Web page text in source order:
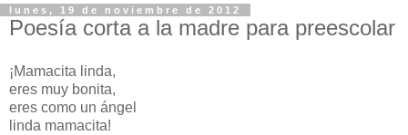
lunes, 19 de noviembre de 2012
Poesía corta a la madre para preescolar
¡Mamacita linda,
eres muy bonita,
eres como un ángel
linda mamacita!